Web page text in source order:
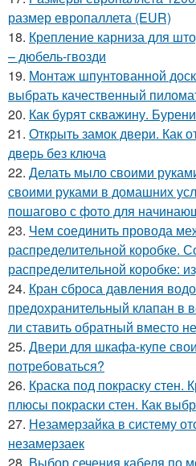
размер европаллета (EUR)
18. Крепление карниза для
– дюбель-гвозди
19. Монтаж шпунтованной
выбрать качественный
20. Как бурят скважину.
21. Открыть замок двери. Как
дверь без ключа
22. Делать мыло своими
своими руками в домашних
пошагово с фото для
23. Чем соединить провода
распределительной коробке.
распределительной коробке:
24. Кран сброса давления
предохранительный клапан в
ли ставить обратный вместо
25. Двери для шкафа-купе
потребоваться?
26. Краска под покраску стен.
плюсы покраски стен. Как
27. Незамерзайка в систему
незамерзаек